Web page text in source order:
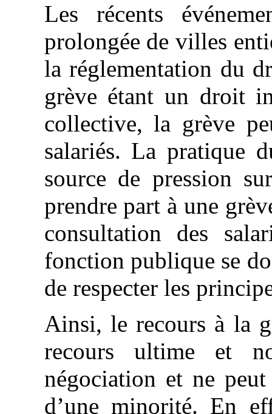
Les récents
prolongée de villes
la réglementation du
grève étant un droit
collective, la grève
salariés. La pratique
source de pression
prendre part à une
consultation des
fonction publique se
de respecter les
Ainsi, le recours à la
recours ultime et
négociation et ne
d’une minorité. En